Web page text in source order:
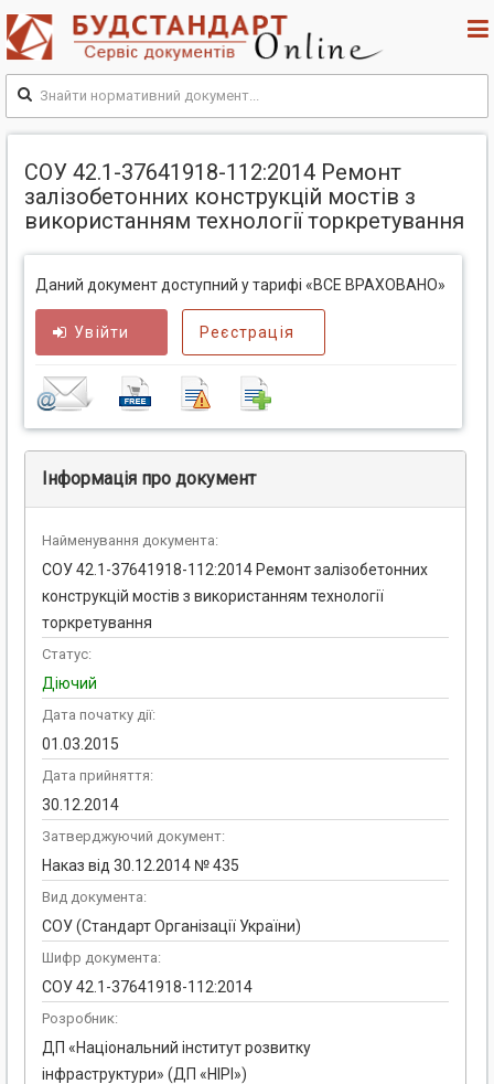
СОУ 42.1-37641918-112:2014 Ремонт
залізобетонних конструкцій мостів з
використанням технології торкретування
Даний документ доступний у тарифі «ВСЕ ВРАХОВАНО»
Увійти Реєстрація
Інформація про документ
Найменування документа:
СОУ 42.1-37641918-112:2014 Ремонт залізобетонних
конструкцій мостів з використанням технології
торкретування
Статус:
Діючий
Дата початку дії:
01.03.2015
Дата прийняття:
30.12.2014
Затверджуючий документ:
Наказ від 30.12.2014 № 435
Вид документа:
СОУ (Стандарт Організації України)
Шифр документа:
СОУ 42.1-37641918-112:2014
Розробник:
ДП «Національний інститут розвитку
інфраструктури» (ДП «НІРІ»)